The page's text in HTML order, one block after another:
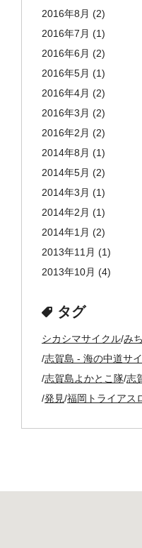
2016年8月 (2)
2016年7月 (1)
2016年6月 (2)
2016年5月 (1)
2016年4月 (2)
2016年3月 (2)
2016年2月 (2)
2014年8月 (1)
2014年5月 (2)
2014年3月 (1)
2014年2月 (1)
2014年1月 (2)
2013年11月 (1)
2013年10月 (4)
タグ
シカシマサイクル み
志賀島 - 海の中道サ
志賀島よかとこ隊 志
発見 福岡トライアス